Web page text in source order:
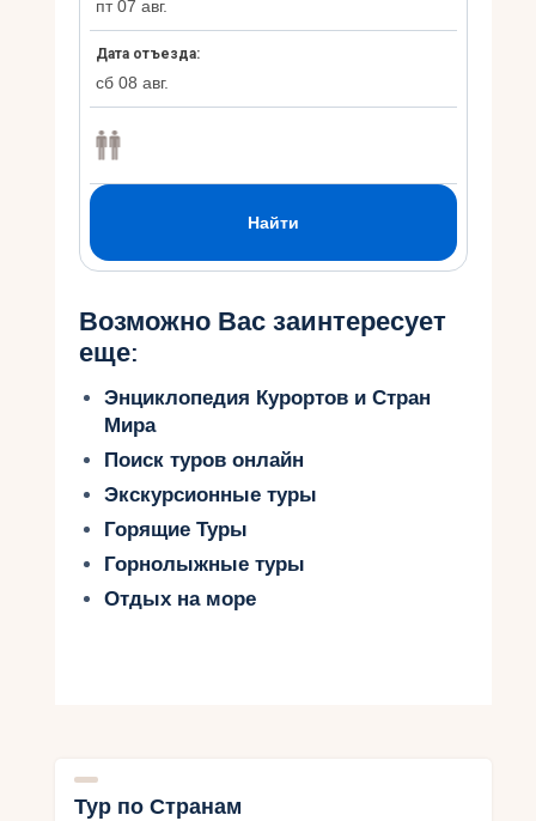
Возможно Вас заинтересует
еще:
Энциклопедия Курортов и Стран
Мира
Поиск туров онлайн
Экскурсионные туры
Горящие Туры
Горнолыжные туры
Отдых на море
Тур по Странам